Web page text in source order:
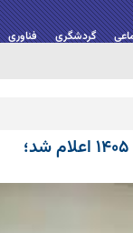
گردشگری فناوری
شرایط پذیرش آزمون کاردانی به کارشناسی فرهنگیان ۱۴۰۵ اعلام شد؛